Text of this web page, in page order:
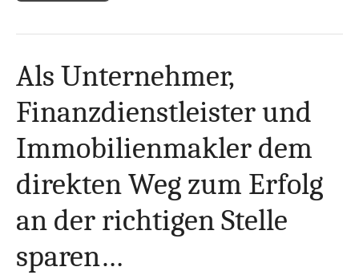
Als Unternehmer,
Finanzdienstleister und
Immobilienmakler dem
direkten Weg zum Erfolg
an der richtigen Stelle
sparen…